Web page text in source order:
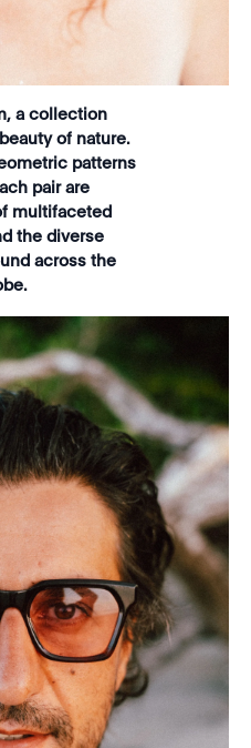
a collection
of nature.
patterns
pair are
multifaceted
the diverse
across the